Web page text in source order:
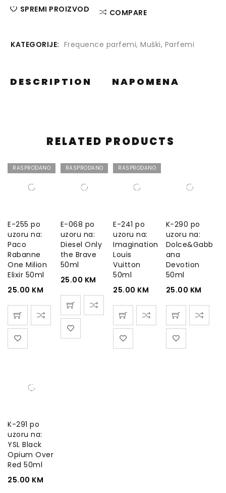
SPREMI PROIZVOD COMPARE
KATEGORIJE: Frequence parfemi, Muški, Parfemi
DESCRIPTION NAPOMENA
RELATED PRODUCTS
RASPRODANO
E-255 po
uzoru na:
Paco
Rabanne
One Milion
Elixir 50ml
25.00 KM
RASPRODANO
E-068 po
uzoru na:
Diesel Only
the Brave
50ml
25.00 KM
RASPRODANO
E-241 po
uzoru na:
Imagination
Louis
Vuitton
50ml
25.00 KM
K-290 po
uzoru na:
Dolce&Gabb
ana
Devotion
50ml
25.00 KM
K-291 po
uzoru na:
YSL Black
Opium Over
Red 50ml
25.00 KM